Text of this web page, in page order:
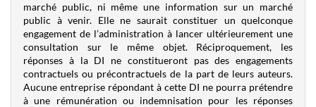
marché public, ni même une information sur un marché
public à venir. Elle ne saurait constituer un quelconque
engagement de l’administration à lancer ultérieurement une
consultation sur le même objet. Réciproquement, les
réponses à la DI ne constitueront pas des engagements
contractuels ou précontractuels de la part de leurs auteurs.
Aucune entreprise répondant à cette DI ne pourra prétendre
à une rémunération ou indemnisation pour les réponses